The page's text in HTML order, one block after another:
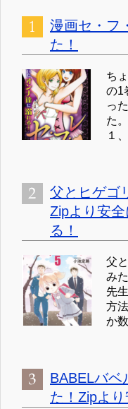
漫画セ・フ
た！
ち
の1
っ
た
１
父とヒゲゴ
Zipより安
る！
父
み
先
方
か
BABELバベ
た！Zipより